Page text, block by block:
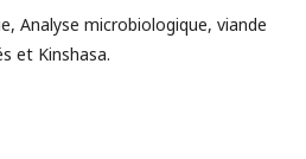
Analyse microbiologique, viande
et Kinshasa.